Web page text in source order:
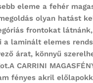
eleme a fehér
olyan hatást
frontokat
a laminált elemes
árat, könnyű
CARRINI
fényes akril